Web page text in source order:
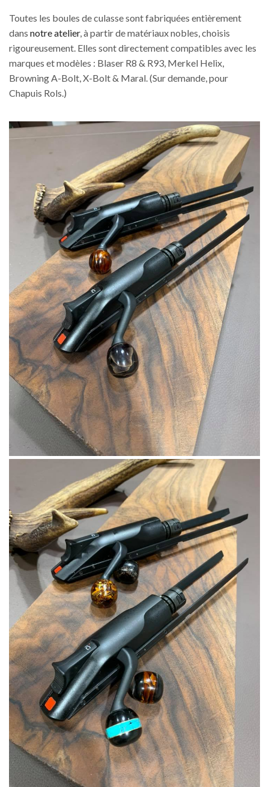
Toutes les boules de culasse sont fabriquées entièrement
dans notre atelier, à partir de matériaux nobles, choisis
rigoureusement. Elles sont directement compatibles avec les
marques et modèles : Blaser R8 & R93, Merkel Helix,
Browning A-Bolt, X-Bolt & Maral. (Sur demande, pour
Chapuis Rols.)